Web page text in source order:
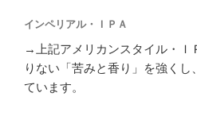
インペリアル・ＩＰＡ
→上記アメリカンスタイル・Ｉ
りない「苦みと香り」を強くし
ています。